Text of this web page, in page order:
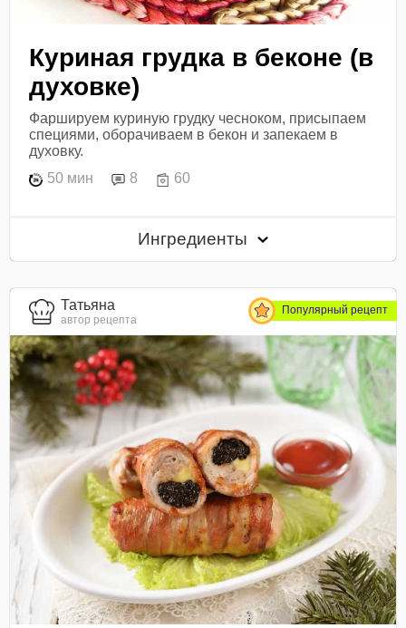
Куриная грудка в беконе (в
духовке)
Фаршируем куриную грудку чесноком, присыпаем
специями, оборачиваем в бекон и запекаем в
духовку.
50 мин
8 60
Ингредиенты
Татьяна
автор рецепта
Популярный рецепт